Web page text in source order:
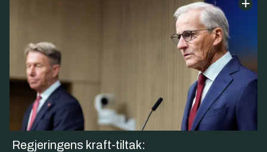
Regjeringens kraft-tiltak: